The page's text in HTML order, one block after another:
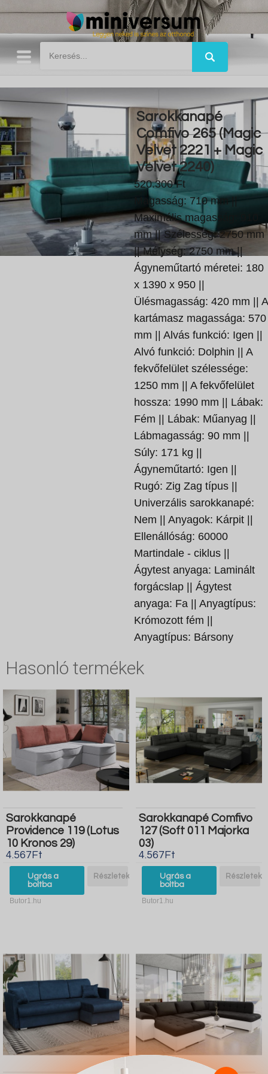
Sarokkanapé
Comfivo 265 (Magic
Velvet 2221 + Magic
Velvet 2240)
520.300 Ft
Magasság: 710 mm ||
Maximális magasság: 910
mm || Szélesség: 2750 mm
|| Mélység: 2750 mm ||
Ágyneműtartó méretei: 180
x 1390 x 950 ||
Ülésmagasság: 420 mm || A
kartámasz magassága: 570
mm || Alvás funkció: Igen ||
Alvó funkció: Dolphin || A
fekvőfelület szélessége:
1250 mm || A fekvőfelület
hossza: 1990 mm || Lábak:
Fém || Lábak: Műanyag ||
Lábmagasság: 90 mm ||
Súly: 171 kg ||
Ágyneműtartó: Igen ||
Rugó: Zig Zag típus ||
Univerzális sarokkanapé:
Nem || Anyagok: Kárpit ||
Ellenállóság: 60000
Martindale - ciklus ||
Ágytest anyaga: Laminált
forgácslap || Ágytest
anyaga: Fa || Anyagtípus:
Krómozott fém ||
Anyagtípus: Bársony
Hasonló termékek
Sarokkanapé
Providence 119 (Lotus
10 Kronos 29)
4.567Ft
Ugrás a
boltba
Részletek
Butor1.hu
Sarokkanapé Comfivo
127 (Soft 011 Majorka
03)
4.567Ft
Ugrás a
boltba
Részletek
Butor1.hu